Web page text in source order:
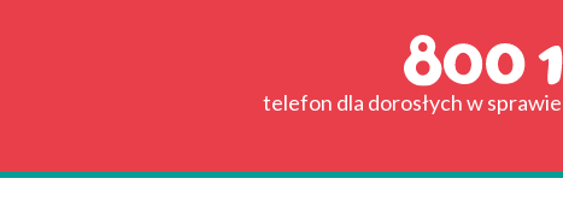
telefon dla dorosłych w